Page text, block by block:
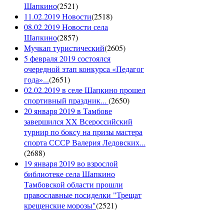
Шапкино(2521)
11.02.2019 Новости(2518)
08.02.2019 Новости села
Шапкино(2857)
Мучкап туристический(2605)
5 февраля 2019 состоялся
очередной этап конкурса «Педагог
года»...(2651)
02.02.2019 в селе Шапкино прошел
спортивный праздник... (2650)
20 января 2019 в Тамбове
завершился XX Всероссийский
турнир по боксу на призы мастера
спорта СССР Валерия Ледовских...
(2688)
19 января 2019 во взрослой
библиотеке села Шапкино
Тамбовской области прошли
православные посиделки "Трещат
крещенские морозы"(2521)